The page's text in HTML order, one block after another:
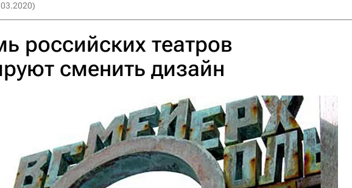
российских театров
сменить дизайн